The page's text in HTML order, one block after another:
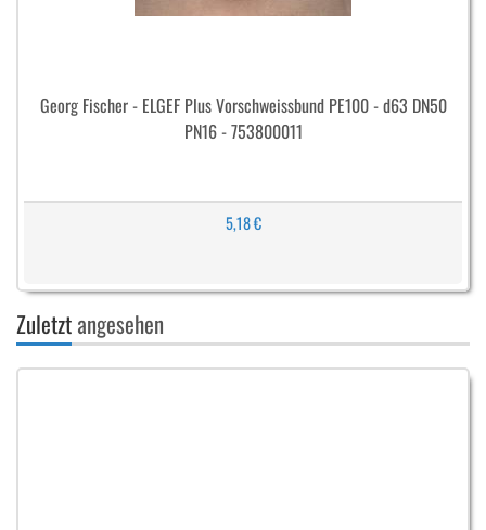
Georg Fischer - ELGEF Plus Vorschweissbund PE100 - d63 DN50
PN16 - 753800011
5,18 €
Zuletztangesehen